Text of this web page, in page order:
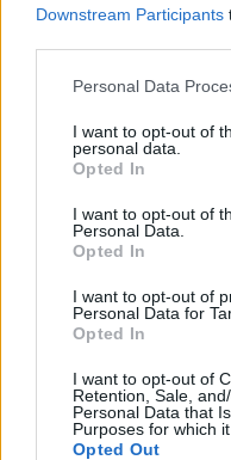
Downstream Participants
Please note that this
not limited to your visit
grant or deny consent to
use your data for below
consent section.
Personal Data
I want to opt-out of
personal data.
Opted In
I want to opt-out of
Personal Data.
Opted In
I want to opt-out of
Personal Data for
Opted In
I want to opt-out of
Retention, Sale,
Personal Data that
Purposes for which
Opted Out